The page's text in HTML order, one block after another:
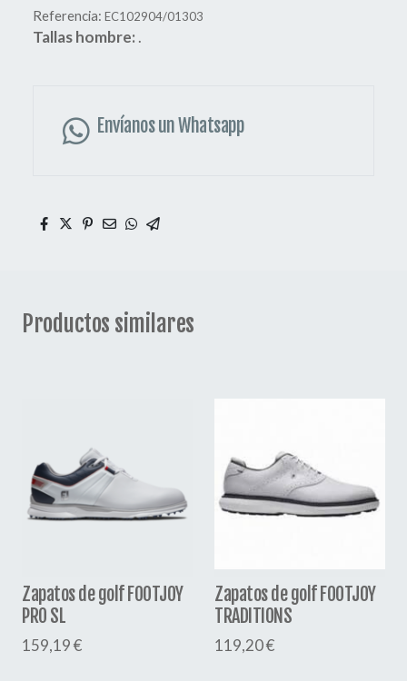
Referencia: EC102904/01303
Tallas hombre: .
Envíanos un Whatsapp
Productos similares
Zapatos de golf FOOTJOY
PRO SL
159,19 €
Zapatos de golf FOOTJOY
TRADITIONS
119,20 €